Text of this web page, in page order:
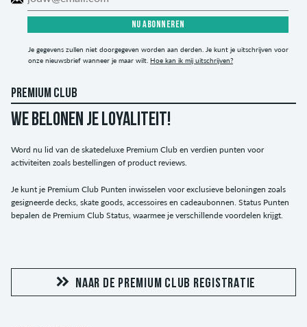
NU ABONNEREN
Je gegevens zullen niet doorgegeven worden aan derden. Je kunt je uitschrijven voor
onze nieuwsbrief wanneer je maar wilt. Hoe kan ik mij uitschrijven?
PREMIUM CLUB
WE BELONEN JE LOYALITEIT!
Word nu lid van de skatedeluxe Premium Club en verdien punten voor
activiteiten zoals bestellingen of product reviews.
Je kunt je Premium Club Punten inwisselen voor exclusieve beloningen zoals
gesigneerde decks, skate goods, accessoires en cadeaubonnen. Status Punten
bepalen de Premium Club Status, waarmee je verschillende voordelen krijgt.
NAAR DE PREMIUM CLUB REGISTRATIE